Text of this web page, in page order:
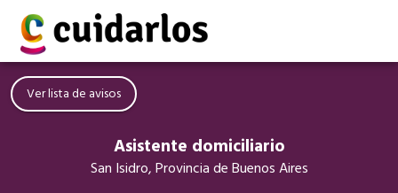
Ver lista de avisos
Asistente domiciliario
San Isidro, Provincia de Buenos Aires